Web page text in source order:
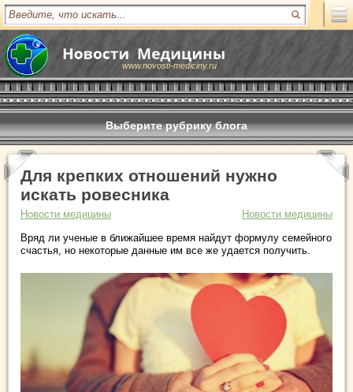
www.novosti-mediciny.ru
Выберите рубрику блога
Для крепких отношений нужно
искать ровесника
Новости медицины
Новости медицины
Вряд ли ученые в ближайшее время найдут формулу семейного
счастья, но некоторые данные им все же удается получить.